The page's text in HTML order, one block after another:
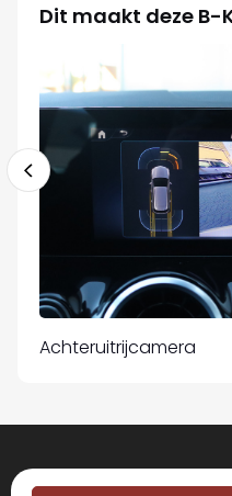
Dit maakt deze B-
Achteruitrijcamera